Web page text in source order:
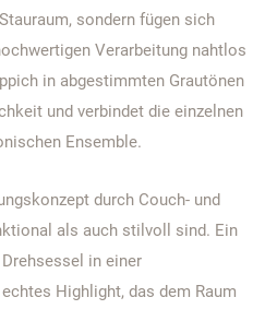
sondern fügen sich
Verarbeitung nahtlos
in abgestimmten Grautönen
und verbindet die einzelnen
Ensemble.
durch Couch- und
als auch stilvoll sind. Ein
in einer
Highlight, das dem Raum